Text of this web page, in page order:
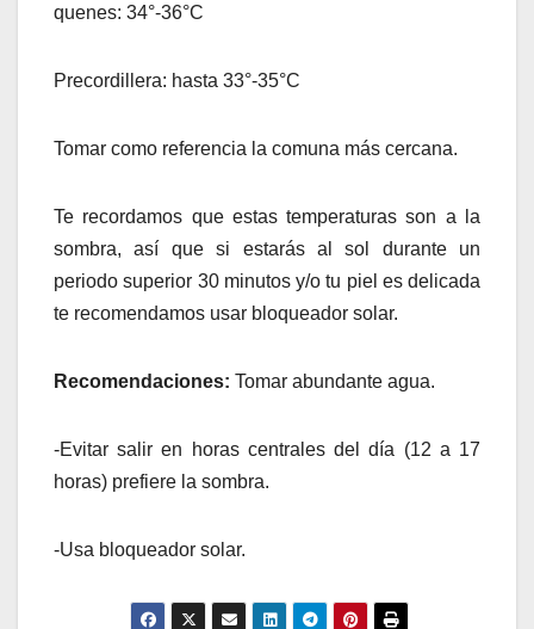
quenes: 34°-36°C
Precordillera: hasta 33°-35°C
Tomar como referencia la comuna más cercana.
Te recordamos que estas temperaturas son a la
sombra, así que si estarás al sol durante un
periodo superior 30 minutos y/o tu piel es delicada
te recomendamos usar bloqueador solar.
Recomendaciones: Tomar abundante agua.
-Evitar salir en horas centrales del día (12 a 17
horas) prefiere la sombra.
-Usa bloqueador solar.